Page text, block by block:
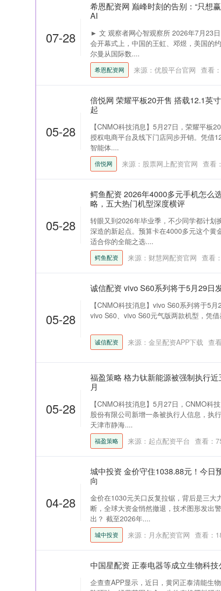
07-28
希恩配资网 巅峰时刻的告别：“只想
AI
► 文 观察者网心智观察所 2026年7月23
会开幕式上，中国的王虹、邓煜，美国的
尔曼从国际数....
希恩配资网 来源：优股平台官网 查看：
05-28
倍悦网 荣耀平板20开售 搭载12.1英
起
【CNMO科技消息】5月27日，荣耀平板
授权电商平台及线下门店同步开销。凭借
智能体....
倍悦网 来源：股票网上配资官网 查看
05-28
鳄鱼配资 2026年4000多元手机怎么
略，五大热门机型深度横评
转眼又到2026年毕业季，不少同学都计划
深造的新起点。预算卡在4000多元这个黄
适合你的全能之选....
鳄鱼配资 来源：财慧网配资官网 查看
05-28
诚信配资 vivo S60系列将于5月29日
【CNMO科技消息】vivo S60系列将于5
vivo S60、vivo S60元气版两款机型，凭
诚信配资 来源：金呈配资APP下载 查
05-28
福盈策略 格力钛新能源被强制执行
月
【CNMO科技消息】5月27日，CNMO科
股份有限公司新增一条被执行人信息，执
天津市静海....
福盈策略 来源：起点配资平台 查看：
04-28
城中投资 金价守住1038.88元！今日
向
金价在1030元关口反复拉锯，背后是三大
断，全球大资金悄然撤退，技术图形发出
出？ 截至2026年....
城中投资 来源：月永配资官网 查看：
中国星配资 正泰电器等成立生物科技
企查查APP显示，近日，黄冈正泰清能生